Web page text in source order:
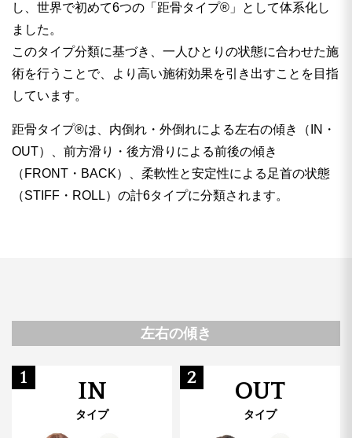
し、世界で初めて6つの「距骨タイプ®︎」として体系化し
ました。
このタイプ分類に基づき、一人ひとりの状態に合わせた施
術を行うことで、より高い施術効果を引き出すことを目指
しています。
距骨タイプ®︎は、内倒れ・外倒れによる左右の傾き（IN・
OUT）、前方滑り・後方滑りによる前後の傾き
（FRONT・BACK）、柔軟性と安定性による足首の状態
（STIFF・ROLL）の計6タイプに分類されます。
左右の傾き
1 IN
タイプ
2 OUT
タイプ